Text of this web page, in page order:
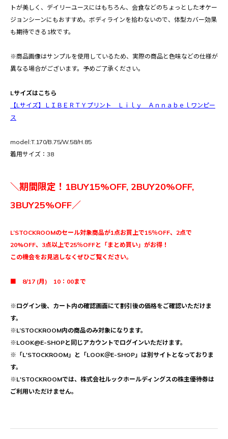
トが美しく、デイリーユースにはもちろん、会食などのちょっとしたオケー
ジョンシーンにもおすすめ。ボディラインを拾わないので、体型カバー効果
も期待できる1枚です。
※商品画像はサンプルを使用しているため、実際の商品と色味などの仕様が
異なる場合がございます。予めご了承ください。
Lサイズはこちら
【Lサイズ】ＬＩＢＥＲＴＹプリント Ｌｉｌｙ Ａｎｎａｂｅｌワンピー
ス
model:T.170/B.75/W.58/H.85
着用サイズ：38
＼期間限定！1BUY15%OFF, 2BUY20%OFF,
3BUY25%OFF／
L’STOCKROOMのセール対象商品が1点お買上で15％OFF、2点で
20%OFF、3点以上で25％OFFと「まとめ買い」がお得！
この機会をお見逃しなくぜひご覧ください。
■ 8/17 (月) 10：00まで
※ログイン後、カート内の確認画面にて割引後の価格をご確認いただけま
す。
※L’STOCKROOM内の商品のみ対象になります。
※LOOK@E-SHOPと同じアカウントでログインいただけます。
※「L'STOCKROOM」と「LOOK＠E-SHOP」は別サイトとなっておりま
す。
※L'STOCKROOMでは、株式会社ルックホールディングスの株主優待券は
ご利用いただけません。